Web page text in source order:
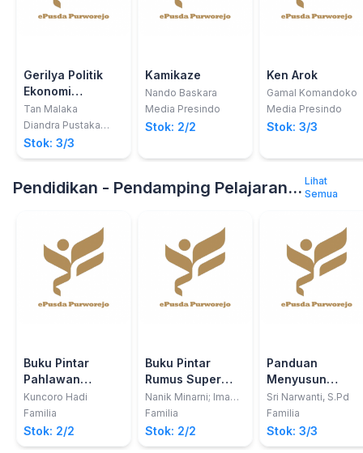
Gerilya Politik
Ekonomi
(GERPOLEK)
Tan Malaka
Diandra Pustaka
Indonesia
Stok: 3/3
Kamikaze
Nando Baskara
Media Presindo
Stok: 2/2
Ken Arok
Gamal Komandoko
Media Presindo
Stok: 3/3
Pendidikan - Pendamping Pelajaran - Pengayaan Lihat
Semua
Buku Pintar
Pahlawan
Nasional
Kuncoro Hadi
Familia
Stok: 2/2
Buku Pintar
Rumus Super
Lengkap SMK
Nanik Minarni; Imam
Wicaksono; Dyah
Harani; dkk
Familia
Stok: 2/2
Panduan
Menyusun
Silabus
Sri Narwanti, S.Pd
Familia
Stok: 3/3